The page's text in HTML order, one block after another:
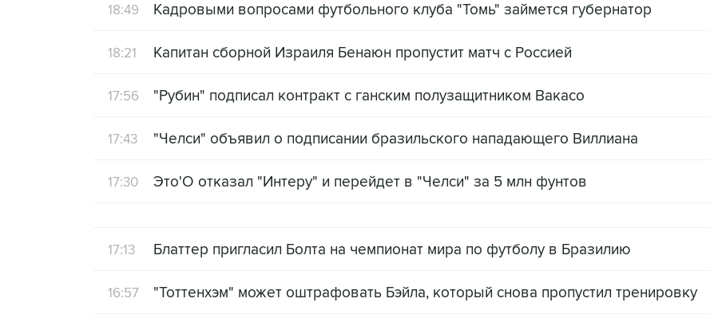
18:49 Кадровыми вопросами футбольного клуба "Томь" займется губернатор
18:21 Капитан сборной Израиля Бенаюн пропустит матч с Россией
17:56 "Рубин" подписал контракт с ганским полузащитником Вакасо
17:43 "Челси" объявил о подписании бразильского нападающего Виллиана
17:30 Это'О отказал "Интеру" и перейдет в "Челси" за 5 млн фунтов
17:13 Блаттер пригласил Болта на чемпионат мира по футболу в Бразилию
16:57 "Тоттенхэм" может оштрафовать Бэйла, который снова пропустил тренировку